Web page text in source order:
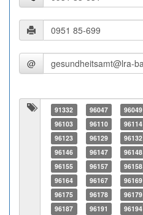
@
91332 96047 96049
96103
96110 96114
96123
96129 96132
96146
96147 96148
96155
96157 96158
96164
96167 96169
96175
96178 96179
96187
96191 96194